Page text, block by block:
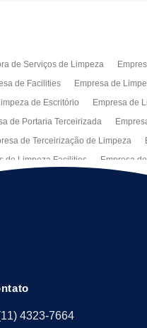
de Serviços de Limpeza
de Facilities Empresa de
de Escritório Empresa de
de Portaria Terceirizada
de Terceirização de Limpeza
de Limpeza Facilities Empresa
Serviços
4323-7664